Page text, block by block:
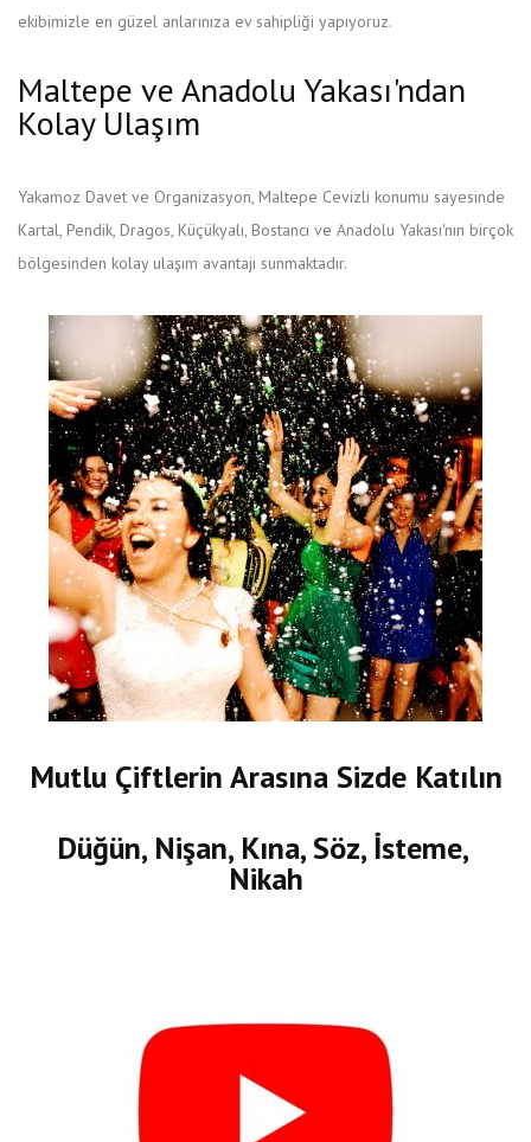
ekibimizle en güzel anlarınıza ev sahipliği yapıyoruz.
Maltepe ve Anadolu Yakası'ndan
Kolay Ulaşım
Yakamoz Davet ve Organizasyon, Maltepe Cevizli konumu sayesinde
Kartal, Pendik, Dragos, Küçükyalı, Bostancı ve Anadolu Yakası'nın birçok
bölgesinden kolay ulaşım avantajı sunmaktadır.
Mutlu Çiftlerin Arasına Sizde Katılın
Düğün, Nişan, Kına, Söz, İsteme,
Nikah